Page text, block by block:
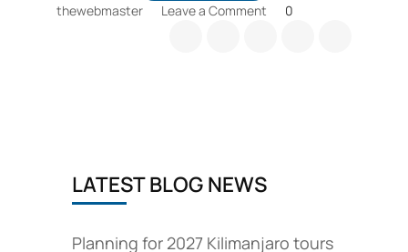
thewebmaster Leave a Comment
randonnée
tour
0
LATEST BLOG NEWS
Planning for 2027 Kilimanjaro tours